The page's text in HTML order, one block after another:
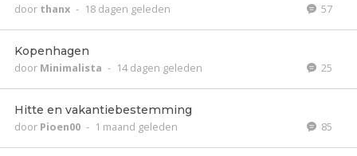
door thanx - 18 dagen geleden 57
Kopenhagen
door Minimalista - 14 dagen geleden 25
Hitte en vakantiebestemming
door Pioen00 - 1 maand geleden 85